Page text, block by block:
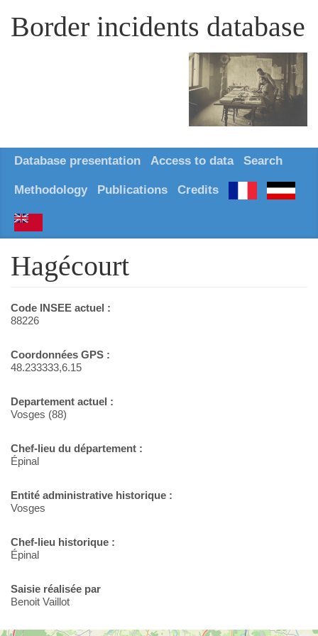
Border incidents database
Database presentation Access to data Search
Methodology Publications Credits
Hagécourt
Code INSEE actuel :
88226
Coordonnées GPS :
48.233333,6.15
Departement actuel :
Vosges (88)
Chef-lieu du département :
Épinal
Entité administrative historique :
Vosges
Chef-lieu historique :
Épinal
Saisie réalisée par
Benoit Vaillot